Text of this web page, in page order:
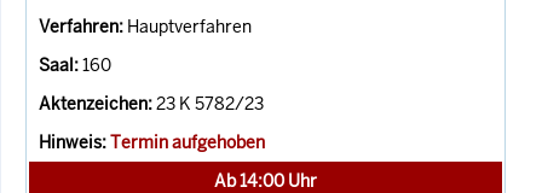
Hauptverfahren
160
23 K 5782/23
Termin aufgehoben
Ab 14:00 Uhr